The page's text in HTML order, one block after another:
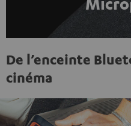
De l’enceinte
cinéma